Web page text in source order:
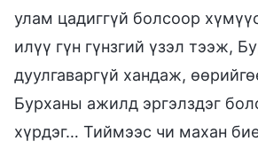
улам цадиггүй болсоор
илүү гүн гүнзгий үзэл тээж,
дуулгаваргүй хандаж,
Бурханы ажилд эргэлздэг
хүрдэг… Тиймээс чи махан